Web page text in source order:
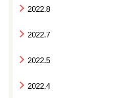
2022.8
2022.7
2022.5
2022.4